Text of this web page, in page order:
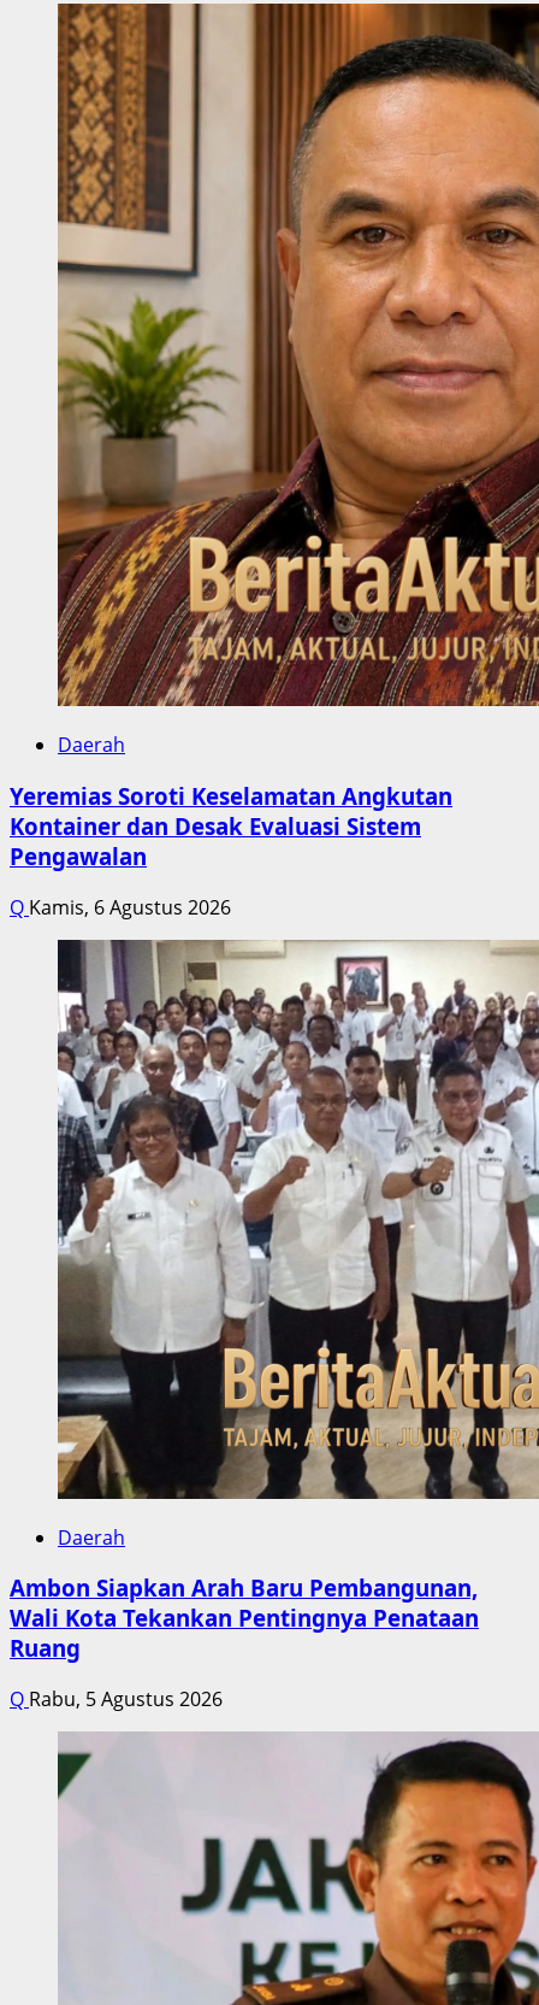
Daerah
Yeremias Soroti Keselamatan Angkutan
Kontainer dan Desak Evaluasi Sistem
Pengawalan
Q Kamis, 6 Agustus 2026
Daerah
Ambon Siapkan Arah Baru Pembangunan,
Wali Kota Tekankan Pentingnya Penataan
Ruang
Q Rabu, 5 Agustus 2026